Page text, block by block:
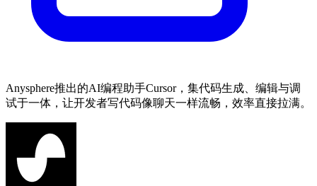
Anysphere推出的AI编程助手Cursor，集代码生成、编辑与调
试于一体，让开发者写代码像聊天一样流畅，效率直接拉满。